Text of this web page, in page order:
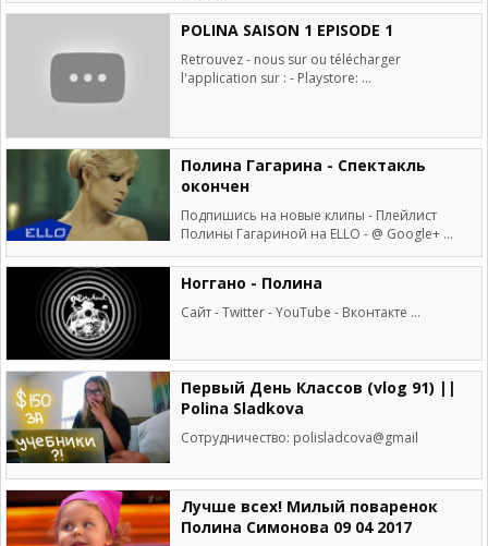
POLINA SAISON 1 EPISODE 1
Retrouvez - nous sur ou télécharger
l'application sur : - Playstore: ...
Полина Гагарина - Спектакль
окончен
Подпишись на новые клипы - Плейлист
Полины Гагариной на ELLO - @ Google+ ...
Ноггано - Полина
Сайт - Twitter - YouTube - Вконтакте ...
Первый День Классов (vlog 91) ||
Polina Sladkova
Сотрудничество: polisladcova@gmail
Лучше всех! Милый поваренок
Полина Симонова 09 04 2017